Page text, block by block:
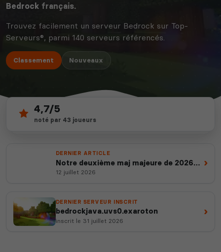
Bedrock français.
Trouvez facilement un serveur Bedrock sur Top-
Serveurs®, parmi 140 serveurs référencés.
Classement Nouveaux
140
serveurs actifs
depuis 2012
14 ans d'expertise
1 338
DERNIER ARTICLE
Notre deuxième maj majeure de 2026
est en ligne
12 juillet 2026
›
DERNIER SERVEUR INSCRIT
bedrockjava.uvs0.exaroton
inscrit le 31 juillet 2026
›